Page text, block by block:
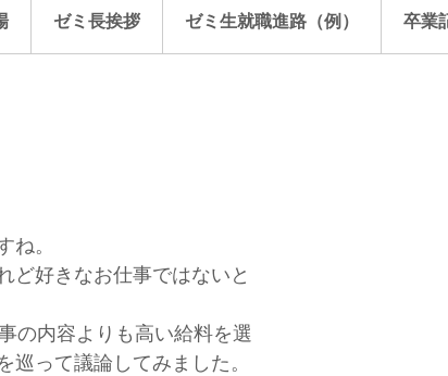
ゼミ長挨拶 ゼミ生就職進路（例） 卒業
。
好きなお仕事ではないと
の内容よりも高い給料を選
って議論してみました。